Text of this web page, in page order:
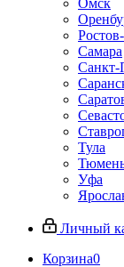
Омск
Самара
Санкт-
Тула
Уфа
Личный
Корзина0